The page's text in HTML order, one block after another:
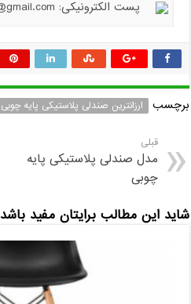
پست الکترونیکی: hiradplast.co@gmail.com
برچسب ارزانترین صندلی پلاستیکی پایه چوبی
قبلی
مدل صندلی پلاستیکی پایه
چوبی
شاید این مطالب برایتان مفید باشد